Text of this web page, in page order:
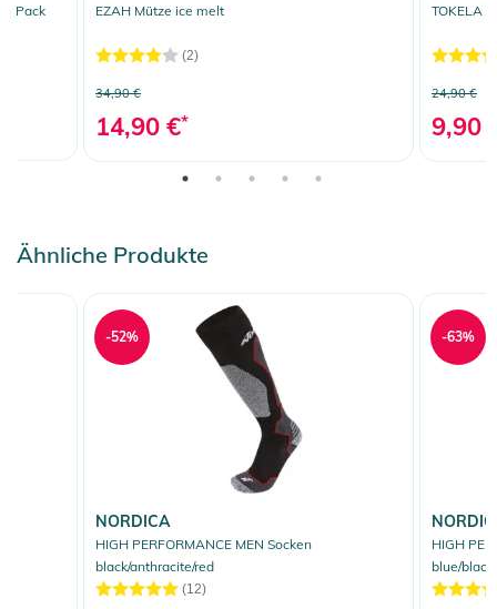
Pack EZAH Mütze ice melt
(2)
34,90 €
14,90 €*
TOKELA
24,90 €
9,90
Ähnliche Produkte
NORDICA
HIGH PERFORMANCE MEN Socken
black/anthracite/red
(12)
-52%
HIGH
blue/
-63%